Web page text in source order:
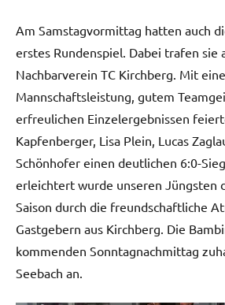
Am Samstagvormittag hatten auch
erstes Rundenspiel. Dabei trafen sie
Nachbarverein TC Kirchberg. Mit
Mannschaftsleistung, gutem
erfreulichen Einzelergebnissen
Kapfenberger, Lisa Plein, Lucas
Schönhofer einen deutlichen 6:0-
erleichtert wurde unseren Jüngsten
Saison durch die freundschaftliche
Gastgebern aus Kirchberg. Die
kommenden Sonntagnachmittag
Seebach an.